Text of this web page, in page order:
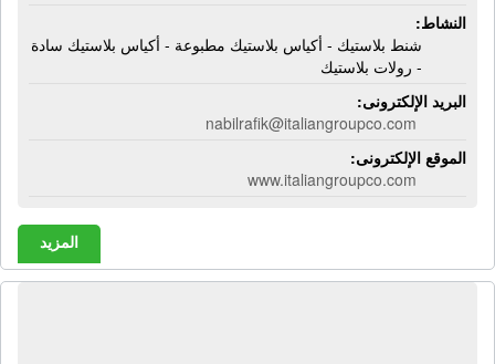
النشاط:
شنط بلاستيك - أكياس بلاستيك مطبوعة - أكياس بلاستيك سادة
- رولات بلاستيك
البريد الإلكترونى:
nabilrafik@italiangroupco.com
الموقع الإلكترونى:
www.italiangroupco.com
المزيد